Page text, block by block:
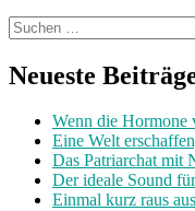
Suchen
nach:
Neueste
Wenn die Hormone
Eine Welt
Das Patriarchat mit
Der ideale Sound
Einmal kurz raus